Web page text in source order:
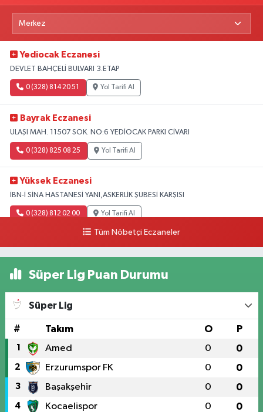
Yediocak Eczanesi
DEVLET BAHÇELİ BULVARI 3.ETAP
0 (328) 814 20 51 Yol Tarifi Al
Bayrak Eczanesi
ULAŞI MAH. 11507 SOK. NO:6 YEDİOCAK PARKI CİVARI
0 (328) 825 08 25 Yol Tarifi Al
Yüksek Eczanesi
İBN-İ SİNA HASTANESİ YANI,ASKERLİK ŞUBESİ KARŞISI
0 (328) 812 02 00 Yol Tarifi Al
Tüm Nöbetçi Eczaneler
Süper Lig Puan Durumu
Süper Lig
# Takım O P
1 Amed 0 0
2 Erzurumspor FK 0 0
3 Başakşehir 0 0
4 Kocaelispor 0 0